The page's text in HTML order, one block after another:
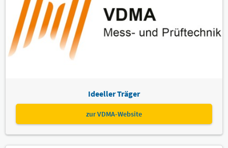
Ideeller Träger
zur VDMA-Website